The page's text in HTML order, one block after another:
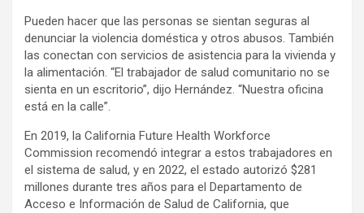
Pueden hacer que las personas se sientan seguras al
denunciar la violencia doméstica y otros abusos. También
las conectan con servicios de asistencia para la vivienda y
la alimentación. “El trabajador de salud comunitario no se
sienta en un escritorio”, dijo Hernández. “Nuestra oficina
está en la calle”.
En 2019, la California Future Health Workforce
Commission recomendó integrar a estos trabajadores en
el sistema de salud, y en 2022, el estado autorizó $281
millones durante tres años para el Departamento de
Acceso e Información de Salud de California, que